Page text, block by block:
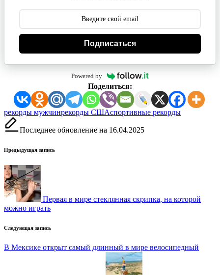
Подписаться
Powered by
Поделиться:
Метки:
рекорды мужчинрекорды СШАспортивные рекорды
Последнее обновление на 16.04.2025
Навигация
записи
Предыдущая запись
Первая в мире стеклянная скрипка, на которой
можно играть
Следующая запись
В Мексике открыт самый длинный в мире велосипедный